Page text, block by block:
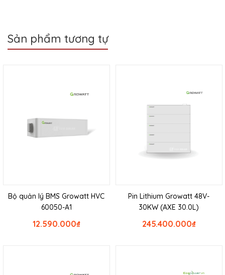
Sản phẩm tương tự
Bộ quản lý BMS Growatt HVC
60050-A1
₫
12.590.000
Pin Lithium Growatt 48V-
30KW (AXE 30.0L)
₫
245.400.000